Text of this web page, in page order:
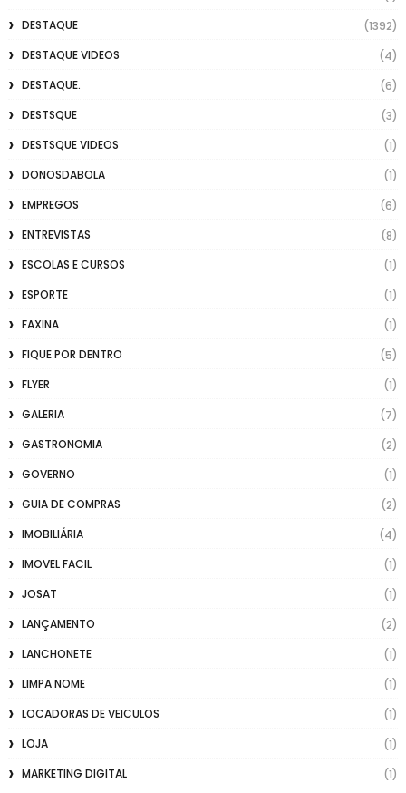
DESTAQUE
(1392)
DESTAQUE VIDEOS
(4)
DESTAQUE.
(6)
DESTSQUE
(3)
DESTSQUE VIDEOS
(1)
DONOSDABOLA
(1)
EMPREGOS
(6)
ENTREVISTAS
(8)
ESCOLAS E CURSOS
(1)
ESPORTE
(1)
FAXINA
(1)
FIQUE POR DENTRO
(5)
FLYER
(1)
GALERIA
(7)
GASTRONOMIA
(2)
GOVERNO
(1)
GUIA DE COMPRAS
(2)
IMOBILIÁRIA
(4)
IMOVEL FACIL
(1)
JOSAT
(1)
LANÇAMENTO
(2)
LANCHONETE
(1)
LIMPA NOME
(1)
LOCADORAS DE VEICULOS
(1)
LOJA
(1)
MARKETING DIGITAL
(1)